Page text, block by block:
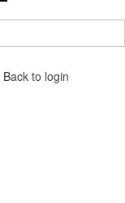
Back to login